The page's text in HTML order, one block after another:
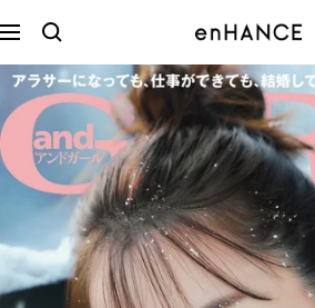
ン
ン
ス
キ
ッ
ナ
シ
ョ
ン
enHANCE